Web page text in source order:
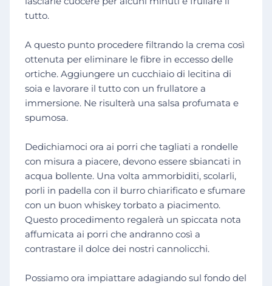
tutto.
A questo punto procedere filtrando la crema così
ottenuta per eliminare le fibre in eccesso delle
ortiche. Aggiungere un cucchiaio di lecitina di
soia e lavorare il tutto con un frullatore a
immersione. Ne risulterà una salsa profumata e
spumosa.
Dedichiamoci ora ai porri che tagliati a rondelle
con misura a piacere, devono essere sbiancati in
acqua bollente. Una volta ammorbiditi, scolarli,
porli in padella con il burro chiarificato e sfumare
con un buon whiskey torbato a piacimento.
Questo procedimento regalerà un spiccata nota
affumicata ai porri che andranno così a
contrastare il dolce dei nostri cannolicchi.
Possiamo ora impiattare adagiando sul fondo del